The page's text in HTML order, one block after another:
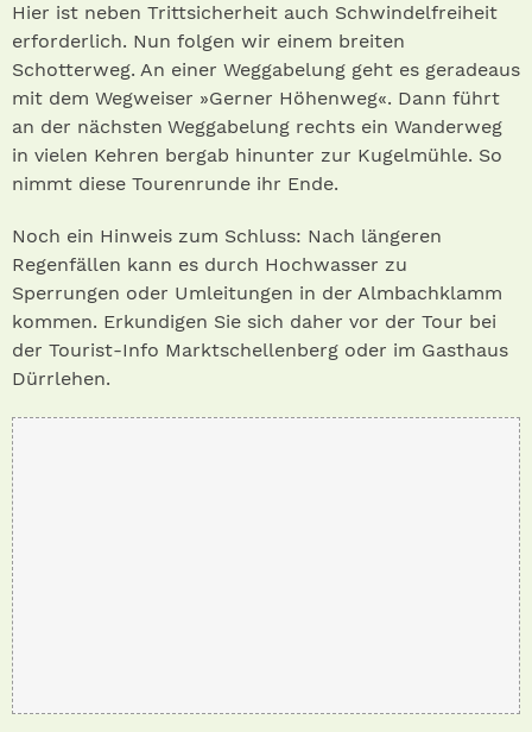
Hier ist neben Trittsicherheit auch Schwindelfreiheit
erforderlich. Nun folgen wir einem breiten
Schotterweg. An einer Weggabelung geht es geradeaus
mit dem Wegweiser »Gerner Höhenweg«. Dann führt
an der nächsten Weggabelung rechts ein Wanderweg
in vielen Kehren bergab hinunter zur Kugelmühle. So
nimmt diese Tourenrunde ihr Ende.
Noch ein Hinweis zum Schluss: Nach längeren
Regenfällen kann es durch Hochwasser zu
Sperrungen oder Umleitungen in der Almbachklamm
kommen. Erkundigen Sie sich daher vor der Tour bei
der Tourist-Info Marktschellenberg oder im Gasthaus
Dürrlehen.